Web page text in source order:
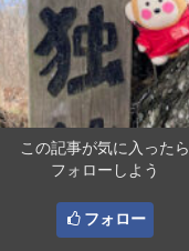
この記事が気に入ったら
フォローしよう
フォロー